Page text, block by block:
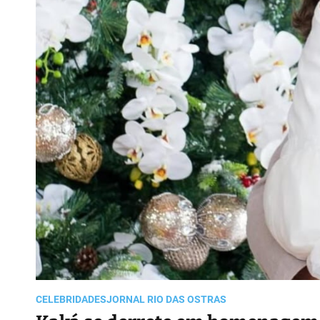
CELEBRIDADESJORNAL RIO DAS OSTRAS